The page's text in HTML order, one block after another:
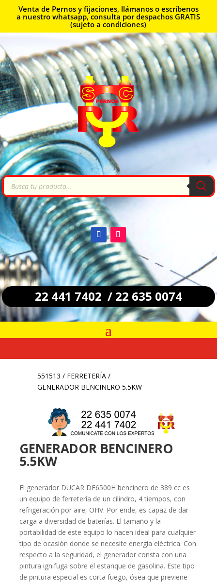
Venta de Pernos y fijaciones, llámanos o escríbenos
a nuestro whatsapp, consulta por despachos GRATIS
(sujeto a condiciones)
Búsqueda
productos
22 441 7402 / 22 635 0074
551513 / FERRETERÍA/
GENERADOR BENCINERO 5.5KW
GENERADOR BENCINERO
5.5KW
El generador DUCAR DF6500H bencinero de 389 cc es
un equipo de ferretería de un cilindro, 4 tiempos, con
refrigeración por aire, OHV. Por ende, es capaz de dar
carga a diversidad de baterías. El tamaño y la
portabilidad de este equipo lo hacen ideal para cualquier
tipo de ocasión donde se necesite energía eléctrica. Con
respecto a la seguridad, el generador consta con una
pintura ignifuga sobre el estanque de gasolina. Este tipo
de pintura especial es corta fuego, ósea que previene